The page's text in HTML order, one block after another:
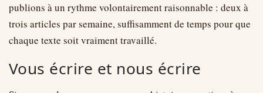
publions à un rythme volontairement raisonnable : deux à
trois articles par semaine, suffisamment de temps pour que
chaque texte soit vraiment travaillé.
Vous écrire et nous écrire